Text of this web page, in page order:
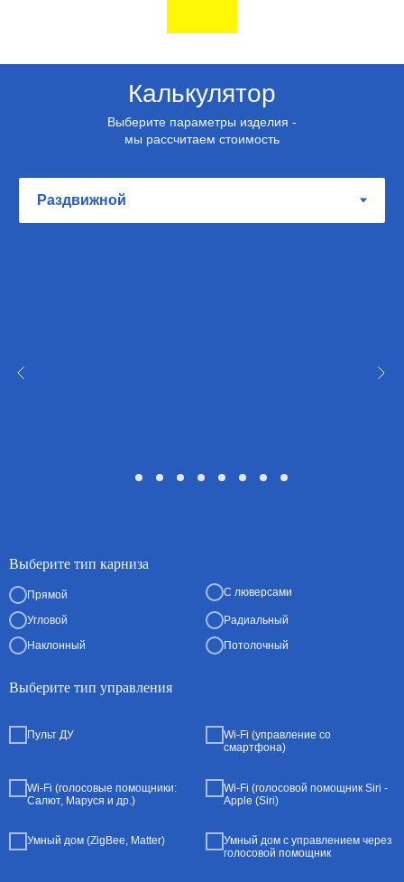
Калькулятор
Выберите параметры изделия -
мы рассчитаем стоимость
Выберите тип карниза
Прямой С люверсами
Угловой
Радиальный
Наклонный
Потолочный
Выберите тип управления
Пульт ДУ
Wi-Fi (управление со
смартфона)
Wi-Fi (голосовые помощники:
Салют, Маруся и др.)
Wi-Fi (голосовой помощник Siri -
Apple (Siri)
Умный дом (ZigBee, Matter)
Умный дом с управлением через
голосовой помощник